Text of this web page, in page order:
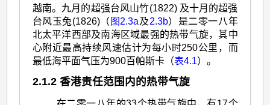
越南。九月的超强台风山竹(1822) 及十月的超强
台风玉兔(1826)（ 图2.3a及2.3b）是二零一八年
北太平洋西部及南海区域最强的热带气旋，其中
心附近最高持续风速估计为每小时250公里，而
最低海平面气压为900百帕斯卡（表4.1）。
2.1.2 香港责任范围内的热带气旋